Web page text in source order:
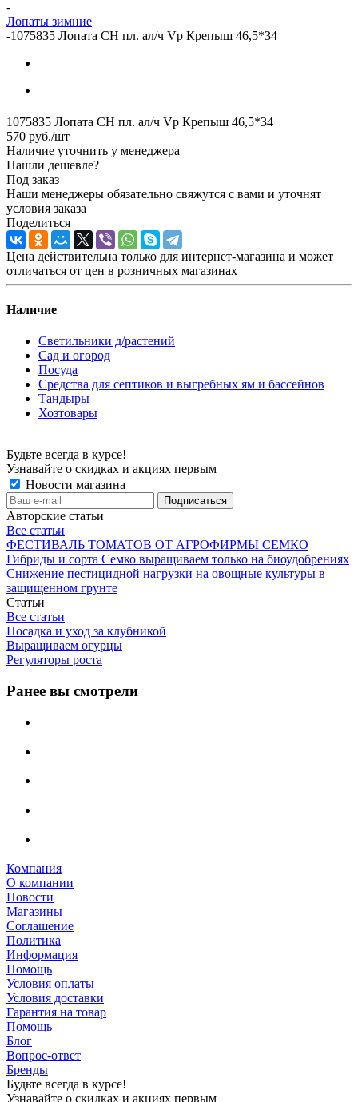
-
Лопаты зимние
-1075835 Лопата СН пл. ал/ч Vр Крепыш 46,5*34
1075835 Лопата СН пл. ал/ч Vр Крепыш 46,5*34
570 руб./шт
Наличие уточнить у менеджера
Нашли дешевле?
Под заказ
Наши менеджеры обязательно свяжутся с вами и уточнят
условия заказа
Поделиться
Цена действительна только для интернет-магазина и может
отличаться от цен в розничных магазинах
Наличие
Светильники д/растений
Сад и огород
Посуда
Средства для септиков и выгребных ям и бассейнов
Тандыры
Хозтовары
Будьте всегда в курсе!
Узнавайте о скидках и акциях первым
Новости магазина
Авторские статьи
Все статьи
ФЕСТИВАЛЬ ТОМАТОВ ОТ АГРОФИРМЫ СЕМКО
Гибриды и сорта Семко выращиваем только на биоудобрениях
Снижение пестицидной нагрузки на овощные культуры в
защищенном грунте
Статьи
Все статьи
Посадка и уход за клубникой
Выращиваем огурцы
Регуляторы роста
Ранее вы смотрели
Компания
О компании
Новости
Магазины
Соглашение
Политика
Информация
Помощь
Условия оплаты
Условия доставки
Гарантия на товар
Помощь
Блог
Вопрос-ответ
Бренды
Будьте всегда в курсе!
Узнавайте о скидках и акциях первым